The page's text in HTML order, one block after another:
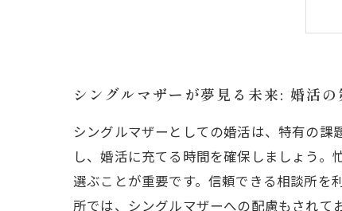
シングルマザーが夢見る未来: 婚活の
シングルマザーとしての婚活は、特有の
し、婚活に充てる時間を確保しましょう
選ぶことが重要です。信頼できる相談所を
所では、シングルマザーへの配慮もされて